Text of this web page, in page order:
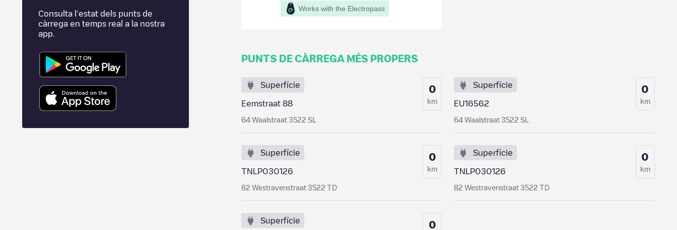
Consulta l'estat dels punts de
càrrega en temps real a la nostra
app.
Works with the Electropass
PUNTS DE CÀRREGA MÉS PROPERS
Superfície
Eemstraat 88
64 Waalstraat 3522 SL
0
km
Superfície
EU16562
64 Waalstraat 3522 SL
0
km
Superfície
TNLP030126
82 Westravenstraat 3522 TD
0
km
Superfície
TNLP030126
82 Westravenstraat 3522 TD
0
km
Superfície 0